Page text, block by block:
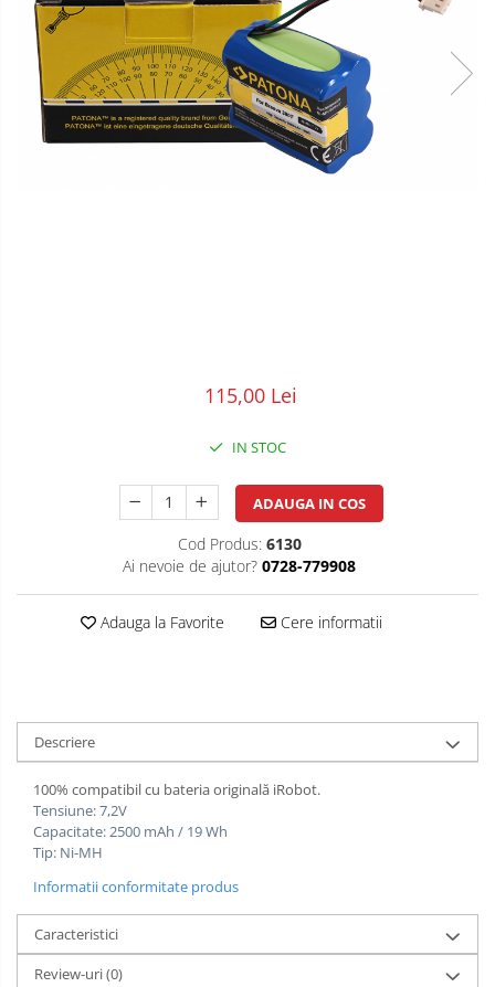
POS/Scanere coduri de bare
Scule electrice
Smartwatch
115,00 Lei
IN STOC
ADAUGA IN COS
Cod Produs: 6130
Ai nevoie de ajutor? 0728-779908
Adauga la Favorite Cere informatii
Descriere
100% compatibil cu bateria originală iRobot.
Tensiune: 7,2V
Capacitate: 2500 mAh / 19 Wh
Tip: Ni-MH
Informatii conformitate produs
Caracteristici
Review-uri(0)